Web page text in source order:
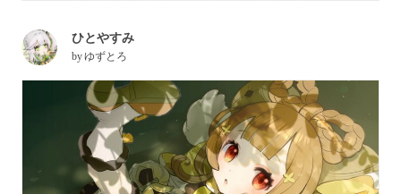
ひとやすみ
byゆずとろ